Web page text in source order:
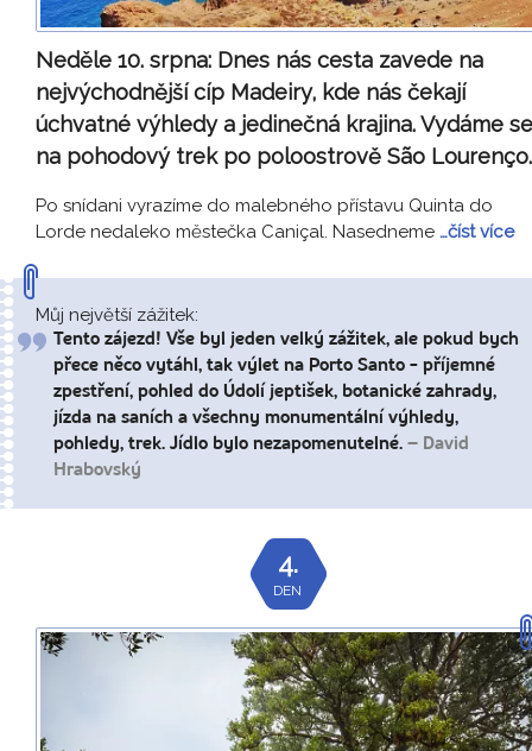
Neděle 10. srpna: Dnes nás cesta zavede na
nejvýchodnější cíp Madeiry, kde nás čekají
úchvatné výhledy a jedinečná krajina. Vydáme se
na pohodový trek po poloostrově São Lourenço.
Po snídani vyrazíme do malebného přístavu Quinta do
Lorde nedaleko městečka Caniçal. Nasedneme …číst více
Můj největší zážitek:
Tento zájezd! Vše byl jeden velký zážitek, ale pokud bych
přece něco vytáhl, tak výlet na Porto Santo - příjemné
zpestření, pohled do Údolí jeptišek, botanické zahrady,
jízda na saních a všechny monumentální výhledy,
pohledy, trek. Jídlo bylo nezapomenutelné. – David
Hrabovský
4.
DEN